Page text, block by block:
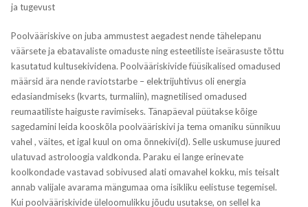
ja tugevust
Poolvääriskive on juba ammustest aegadest nende tähelepanu
väärsete ja ebatavaliste omaduste ning esteetiliste iseärasuste tõttu
kasutatud kultusekividena. Poolvääriskivide füüsikalised omadused
määrsid ära nende raviotstarbe – elektrijuhtivus oli energia
edasiandmiseks (kvarts, turmaliin), magnetilised omadused
reumaatiliste haiguste ravimiseks. Tänapäeval püütakse kõige
sagedamini leida kooskõla poolvääriskivi ja tema omaniku sünnikuu
vahel , väites, et igal kuul on oma õnnekivi(d). Selle uskumuse juured
ulatuvad astroloogia valdkonda. Paraku ei lange erinevate
koolkondade vastavad sobivused alati omavahel kokku, mis teisalt
annab valijale avarama mängumaa oma isikliku eelistuse tegemisel.
Kui poolvääriskivide üleloomulikku jõudu usutakse, on sellel ka